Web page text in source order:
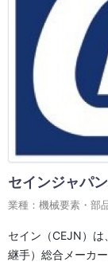
セインジャパ
業種：機械要素・部
セイン（CEJN）
継手）総合メーカ